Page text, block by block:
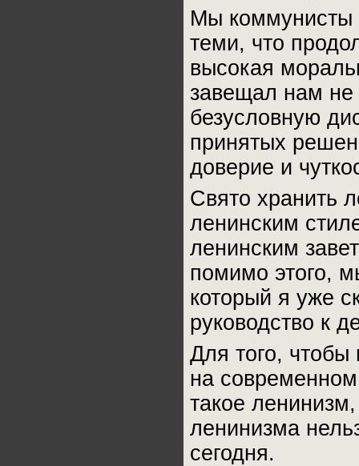
Мы коммунисты
теми, что
высокая
завещал нам не
безусловную
принятых
доверие и
Свято хранить
ленинским
ленинским
помимо этого,
который я уже
руководство к
Для того, чтобы
на
такое
ленинизма
сегодня.